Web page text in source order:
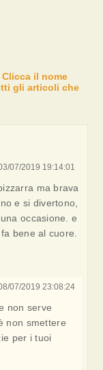
Clicca il nome
gli articoli che
07/2019 19:14:01
ma brava
e si divertono,
occasione. e
bene al cuore.
07/2019 23:08:24
non serve
non smettere
per i tuoi